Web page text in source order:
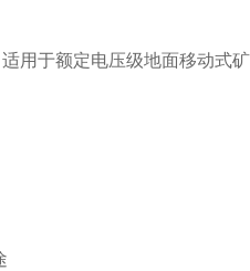
用于额定电压级地面移动式